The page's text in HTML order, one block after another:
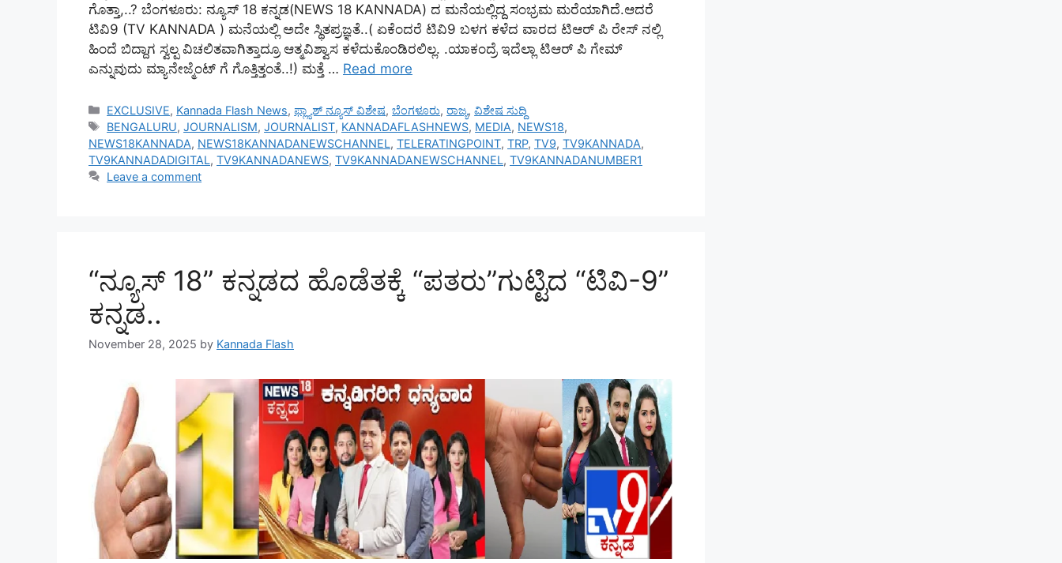
ಗೊತ್ತಾ,..? ಬೆಂಗಳೂರು: ನ್ಯೂಸ್ 18 ಕನ್ನಡ(NEWS 18 KANNADA) ದ ಮನೆಯಲ್ಲಿದ್ದ ಸಂಭ್ರಮ ಮರೆಯಾಗಿದೆ.ಆದರೆ
ಟಿವಿ9 (TV KANNADA ) ಮನೆಯಲ್ಲಿ ಅದೇ ಸ್ಥಿತಪ್ರಜ್ಞತೆ..( ಏಕೆಂದರೆ ಟಿವಿ9 ಬಳಗ ಕಳೆದ ವಾರದ ಟಿಆರ್ ಪಿ ರೇಸ್ ನಲ್ಲಿ
ಹಿಂದೆ ಬಿದ್ದಾಗ ಸ್ವಲ್ಪ ವಿಚಲಿತವಾಗಿತ್ತಾದ್ರೂ ಆತ್ಮವಿಶ್ವಾಸ ಕಳೆದುಕೊಂಡಿರಲಿಲ್ಲ. .ಯಾಕಂದ್ರೆ ಇದೆಲ್ಲಾ ಟಿಆರ್ ಪಿ ಗೇಮ್
ಎನ್ನುವುದು ಮ್ಯಾನೇಜ್ಮೆಂಟ್ ಗೆ ಗೊತ್ತಿತ್ತಂತೆ..!) ಮತ್ತೆ … Read more
Categories
EXCLUSIVE, Kannada Flash News,ಫ್ಲ್ಯಾಶ್ ನ್ಯೂಸ್ ವಿಶೇಷ,ಬೆಂಗಳೂರು,ರಾಜ್ಯ,ವಿಶೇಷ ಸುದ್ದಿ
Tags
BENGALURU,JOURNALISM,JOURNALIST, KANNADAFLASHNEWS, MEDIA, NEWS18,
NEWS18KANNADA, NEWS18KANNADANEWSCHANNEL, TELERATINGPOINT, TRP, TV9, TV9KANNADA,
TV9KANNADADIGITAL, TV9KANNADANEWS, TV9KANNADANEWSCHANNEL, TV9KANNADANUMBER1
Leave a comment
“ನ್ಯೂಸ್‌ 18” ಕನ್ನಡದ ಹೊಡೆತಕ್ಕೆ “ಪತರು”ಗುಟ್ಟಿದ “ಟಿವಿ-9”
ಕನ್ನಡ..
November 28, 2025 by Kannada Flash